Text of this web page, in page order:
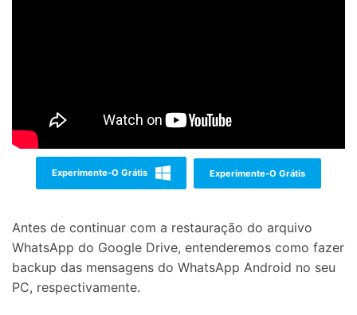
Experimente-O Grátis Experimente-O Grátis
Antes de continuar com a restauração do arquivo
WhatsApp do Google Drive, entenderemos como fazer
backup das mensagens do WhatsApp Android no seu
PC, respectivamente.